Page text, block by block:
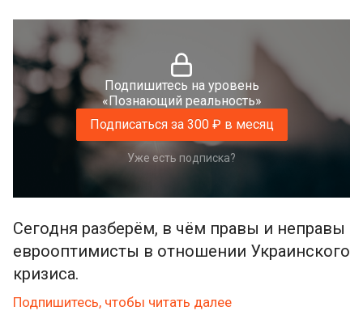
Подпишитесь на уровень
«Познающий реальность»
Подписаться за 300 ₽ в месяц
Уже есть подписка?
Сегодня разберём, в чём правы и неправы
еврооптимисты в отношении Украинского
кризиса.
Подпишитесь, чтобы читать далее